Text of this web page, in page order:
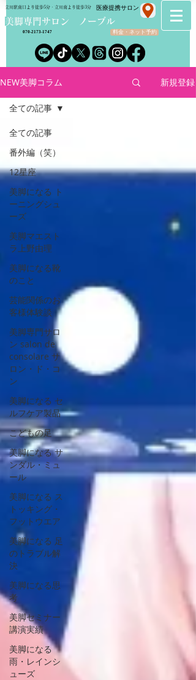
​美脚専門サロン ノーブル
立川駅南口より徒歩5分・立川南より徒歩3分
料金・ネット予約
070-2173-1747
​医療提携サロン
NEW美脚コラム 新規登録
全ての記事
番外編（笑）
12星座
美脚になる ト
ーニングシュ
ーズ
美脚マエスト
ラ上野由理
美脚になる靴
のこと
芸能関係のお
客様体験談
美脚専門サロ
ン salon de
consolare サ
ロン・ド・コ
ン
美脚になる セ
ルフケア製品
こどもの足
美脚になる サ
ンダル・ミュ
ール
美脚になる ス
トッキング・
フットウエア
美脚になる 足
のトラブル解
決
美脚になる思
考
美脚セミナー
講演実績
美脚になる
雨・レインシ
ューズ
全ての記事